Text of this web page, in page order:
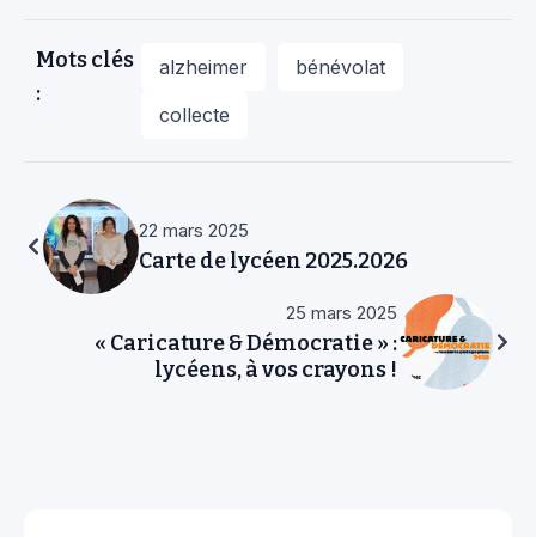
Mots clés
:
alzheimer
bénévolat
collecte
22 mars 2025
Carte de lycéen 2025.2026
25 mars 2025
« Caricature & Démocratie » :
lycéens, à vos crayons !